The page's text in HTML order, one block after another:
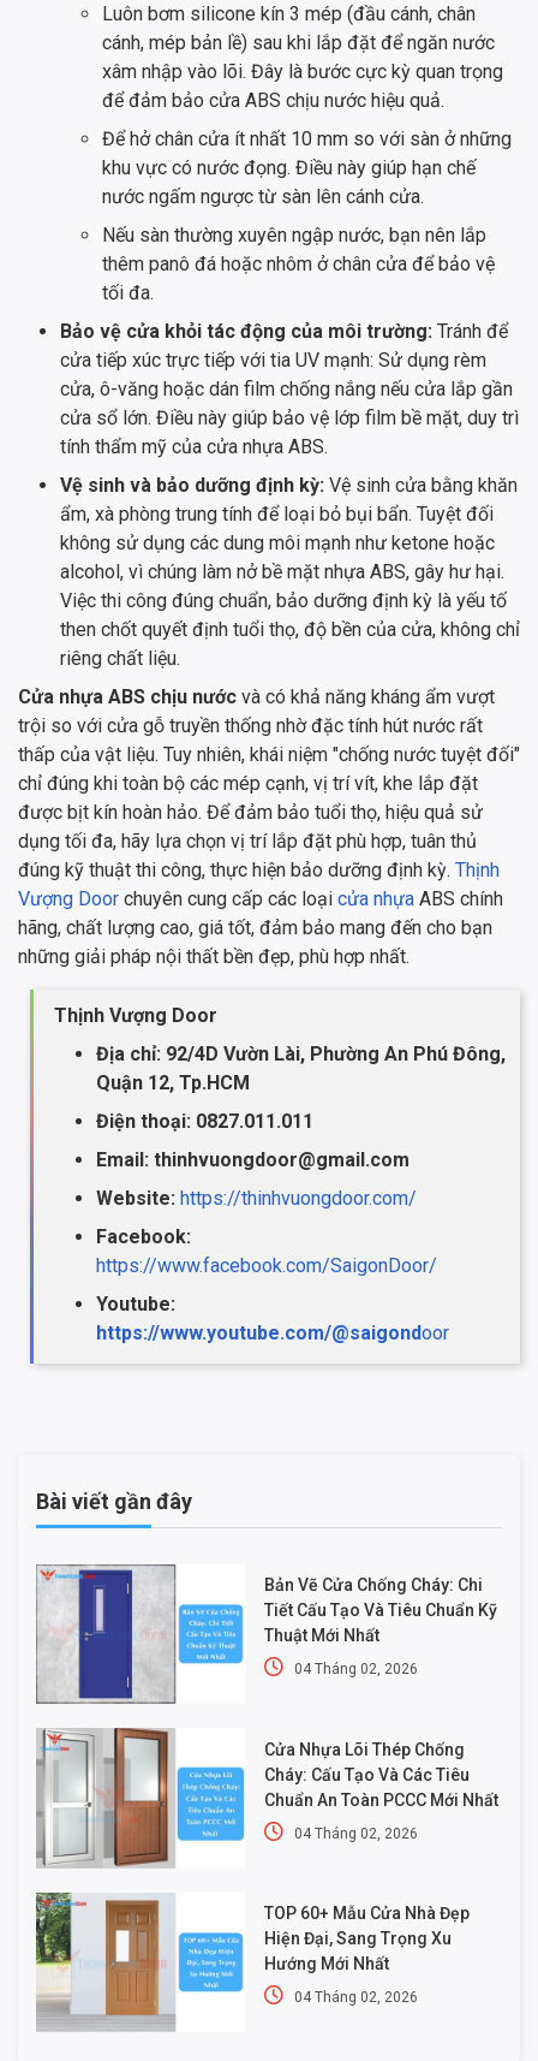
Luôn bơm silicone kín 3 mép (đầu cánh, chân
cánh, mép bản lề) sau khi lắp đặt để ngăn nước
xâm nhập vào lõi. Đây là bước cực kỳ quan trọng
để đảm bảo cửa ABS chịu nước hiệu quả.
Để hở chân cửa ít nhất 10 mm so với sàn ở những
khu vực có nước đọng. Điều này giúp hạn chế
nước ngấm ngược từ sàn lên cánh cửa.
Nếu sàn thường xuyên ngập nước, bạn nên lắp
thêm panô đá hoặc nhôm ở chân cửa để bảo vệ
tối đa.
Bảo vệ cửa khỏi tác động của môi trường: Tránh để
cửa tiếp xúc trực tiếp với tia UV mạnh: Sử dụng rèm
cửa, ô-văng hoặc dán film chống nắng nếu cửa lắp gần
cửa sổ lớn. Điều này giúp bảo vệ lớp film bề mặt, duy trì
tính thẩm mỹ của cửa nhựa ABS.
Vệ sinh và bảo dưỡng định kỳ: Vệ sinh cửa bằng khăn
ẩm, xà phòng trung tính để loại bỏ bụi bẩn. Tuyệt đối
không sử dụng các dung môi mạnh như ketone hoặc
alcohol, vì chúng làm nở bề mặt nhựa ABS, gây hư hại.
Việc thi công đúng chuẩn, bảo dưỡng định kỳ là yếu tố
then chốt quyết định tuổi thọ, độ bền của cửa, không chỉ
riêng chất liệu.
Cửa nhựa ABS chịu nước và có khả năng kháng ẩm vượt
trội so với cửa gỗ truyền thống nhờ đặc tính hút nước rất
thấp của vật liệu. Tuy nhiên, khái niệm "chống nước tuyệt đối"
chỉ đúng khi toàn bộ các mép cạnh, vị trí vít, khe lắp đặt
được bịt kín hoàn hảo. Để đảm bảo tuổi thọ, hiệu quả sử
dụng tối đa, hãy lựa chọn vị trí lắp đặt phù hợp, tuân thủ
đúng kỹ thuật thi công, thực hiện bảo dưỡng định kỳ. Thịnh
Vượng Door chuyên cung cấp các loại cửa nhựa ABS chính
hãng, chất lượng cao, giá tốt, đảm bảo mang đến cho bạn
những giải pháp nội thất bền đẹp, phù hợp nhất.
Thịnh Vượng Door
Địa chỉ: 92/4D Vườn Lài, Phường An Phú Đông,
Quận 12, Tp.HCM
Điện thoại: 0827.011.011
Email: thinhvuongdoor@gmail.com
Website: https://thinhvuongdoor.com/
Facebook:
https://www.facebook.com/SaigonDoor/
Youtube:
https://www.youtube.com/@saigondoor
Bài viết gần đây
Bản Vẽ Cửa Chống Cháy: Chi
Tiết Cấu Tạo Và Tiêu Chuẩn Kỹ
Thuật Mới Nhất
04 Tháng 02, 2026
Cửa Nhựa Lõi Thép Chống
Cháy: Cấu Tạo Và Các Tiêu
Chuẩn An Toàn PCCC Mới Nhất
04 Tháng 02, 2026
TOP 60+ Mẫu Cửa Nhà Đẹp
Hiện Đại, Sang Trọng Xu
Hướng Mới Nhất
04 Tháng 02, 2026